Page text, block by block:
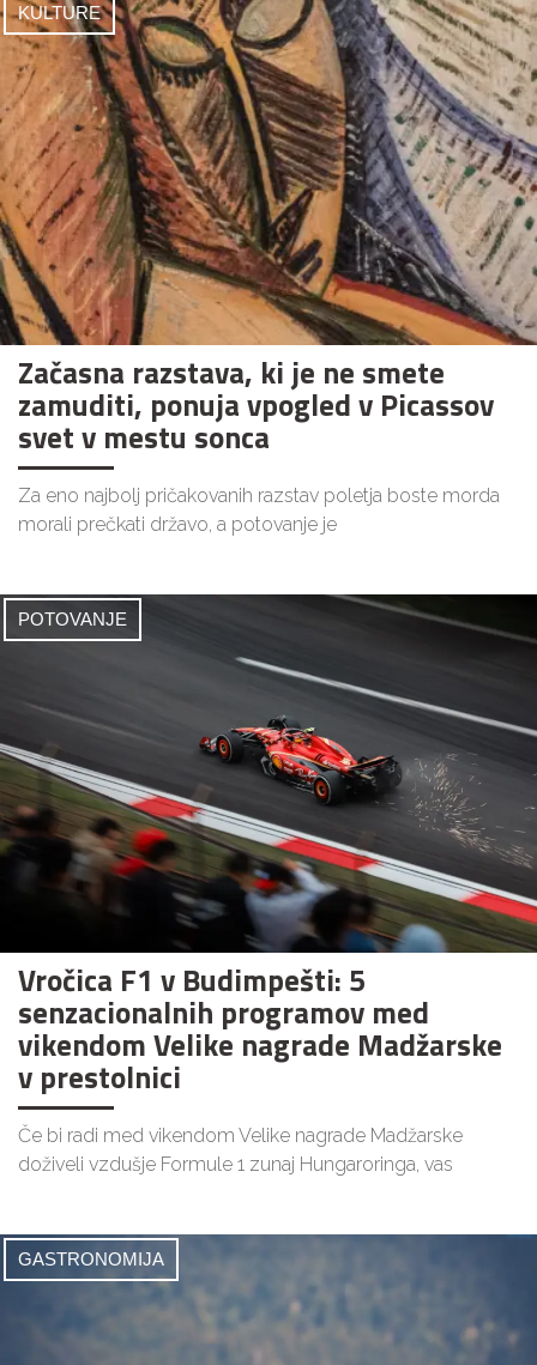
KULTURE
Začasna razstava, ki je ne smete
zamuditi, ponuja vpogled v Picassov
svet v mestu sonca
Za eno najbolj pričakovanih razstav poletja boste morda
morali prečkati državo, a potovanje je
POTOVANJE
Vročica F1 v Budimpešti: 5
senzacionalnih programov med
vikendom Velike nagrade Madžarske
v prestolnici
Če bi radi med vikendom Velike nagrade Madžarske
doživeli vzdušje Formule 1 zunaj Hungaroringa, vas
GASTRONOMIJA